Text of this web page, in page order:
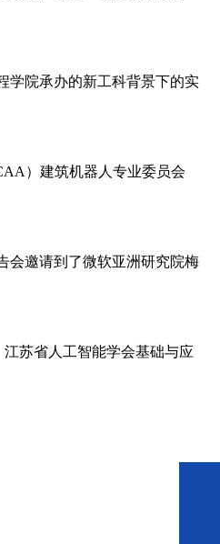
学院承办的新工科背景下的实
）建筑机器人专业委员会
会邀请到了微软亚洲研究院梅
江苏省人工智能学会基础与应